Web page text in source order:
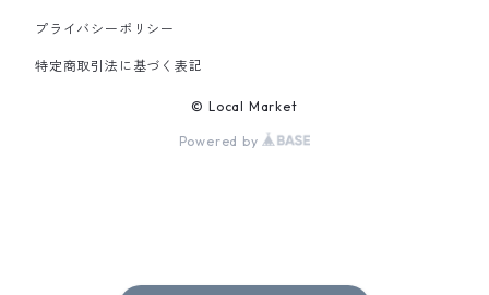
PANTS
プライバシーポリシー
特定商取引法に基づく表記
© Local Market
Powered by